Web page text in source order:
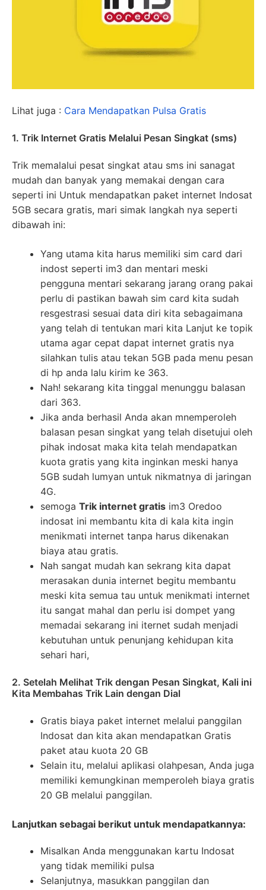
Lihat juga : Cara Mendapatkan Pulsa Gratis
1. Trik Internet Gratis Melalui Pesan Singkat (sms)
Trik memalalui pesat singkat atau sms ini sanagat
mudah dan banyak yang memakai dengan cara
seperti ini Untuk mendapatkan paket internet Indosat
5GB secara gratis, mari simak langkah nya seperti
dibawah ini:
Yang utama kita harus memiliki sim card dari
indost seperti im3 dan mentari meski
pengguna mentari sekarang jarang orang pakai
perlu di pastikan bawah sim card kita sudah
resgestrasi sesuai data diri kita sebagaimana
yang telah di tentukan mari kita Lanjut ke topik
utama agar cepat dapat internet gratis nya
silahkan tulis atau tekan 5GB pada menu pesan
di hp anda lalu kirim ke 363.
Nah! sekarang kita tinggal menunggu balasan
dari 363.
Jika anda berhasil Anda akan mnemperoleh
balasan pesan singkat yang telah disetujui oleh
pihak indosat maka kita telah mendapatkan
kuota gratis yang kita inginkan meski hanya
5GB sudah lumyan untuk nikmatnya di jaringan
4G.
semoga Trik internet gratis im3 Oredoo
indosat ini membantu kita di kala kita ingin
menikmati internet tanpa harus dikenakan
biaya atau gratis.
Nah sangat mudah kan sekrang kita dapat
merasakan dunia internet begitu membantu
meski kita semua tau untuk menikmati internet
itu sangat mahal dan perlu isi dompet yang
memadai sekarang ini iternet sudah menjadi
kebutuhan untuk penunjang kehidupan kita
sehari hari,
2. Setelah Melihat Trik dengan Pesan Singkat, Kali ini
Kita Membahas Trik Lain dengan Dial
Gratis biaya paket internet melalui panggilan
Indosat dan kita akan mendapatkan Gratis
paket atau kuota 20 GB
Selain itu, melalui aplikasi olahpesan, Anda juga
memiliki kemungkinan memperoleh biaya gratis
20 GB melalui panggilan.
Lanjutkan sebagai berikut untuk mendapatkannya:
Misalkan Anda menggunakan kartu Indosat
yang tidak memiliki pulsa
Selanjutnya, masukkan panggilan dan